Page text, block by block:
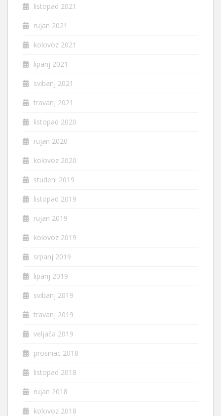
listopad 2021
rujan 2021
kolovoz 2021
lipanj 2021
svibanj 2021
travanj 2021
listopad 2020
rujan 2020
kolovoz 2020
studeni 2019
listopad 2019
rujan 2019
kolovoz 2019
srpanj 2019
lipanj 2019
svibanj 2019
travanj 2019
veljača 2019
prosinac 2018
listopad 2018
rujan 2018
kolovoz 2018